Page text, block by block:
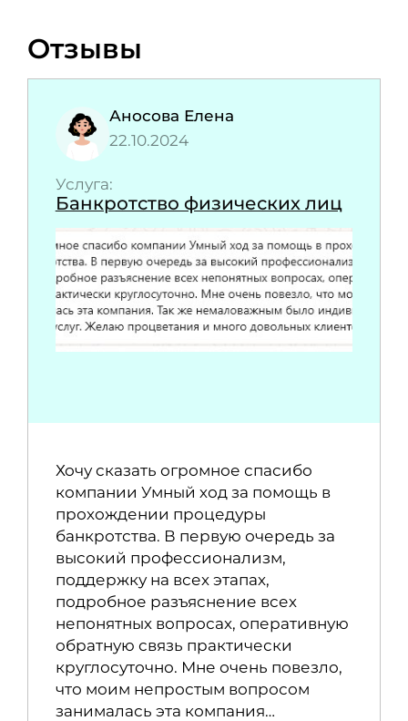
Отзывы
Аносова Елена
22.10.2024
Услуга:
Банкротство физических лиц
Хочу сказать огромное спасибо
компании Умный ход за помощь в
прохождении процедуры
банкротства. В первую очередь за
высокий профессионализм,
поддержку на всех этапах,
подробное разъяснение всех
непонятных вопросах, оперативную
обратную связь практически
круглосуточно. Мне очень повезло,
что моим непростым вопросом
занималась эта компания…